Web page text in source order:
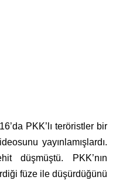
PKK’lı teröristler bir
yayınlamışlardı.
düşmüştü. PKK’nın
füze ile düşürdüğünü